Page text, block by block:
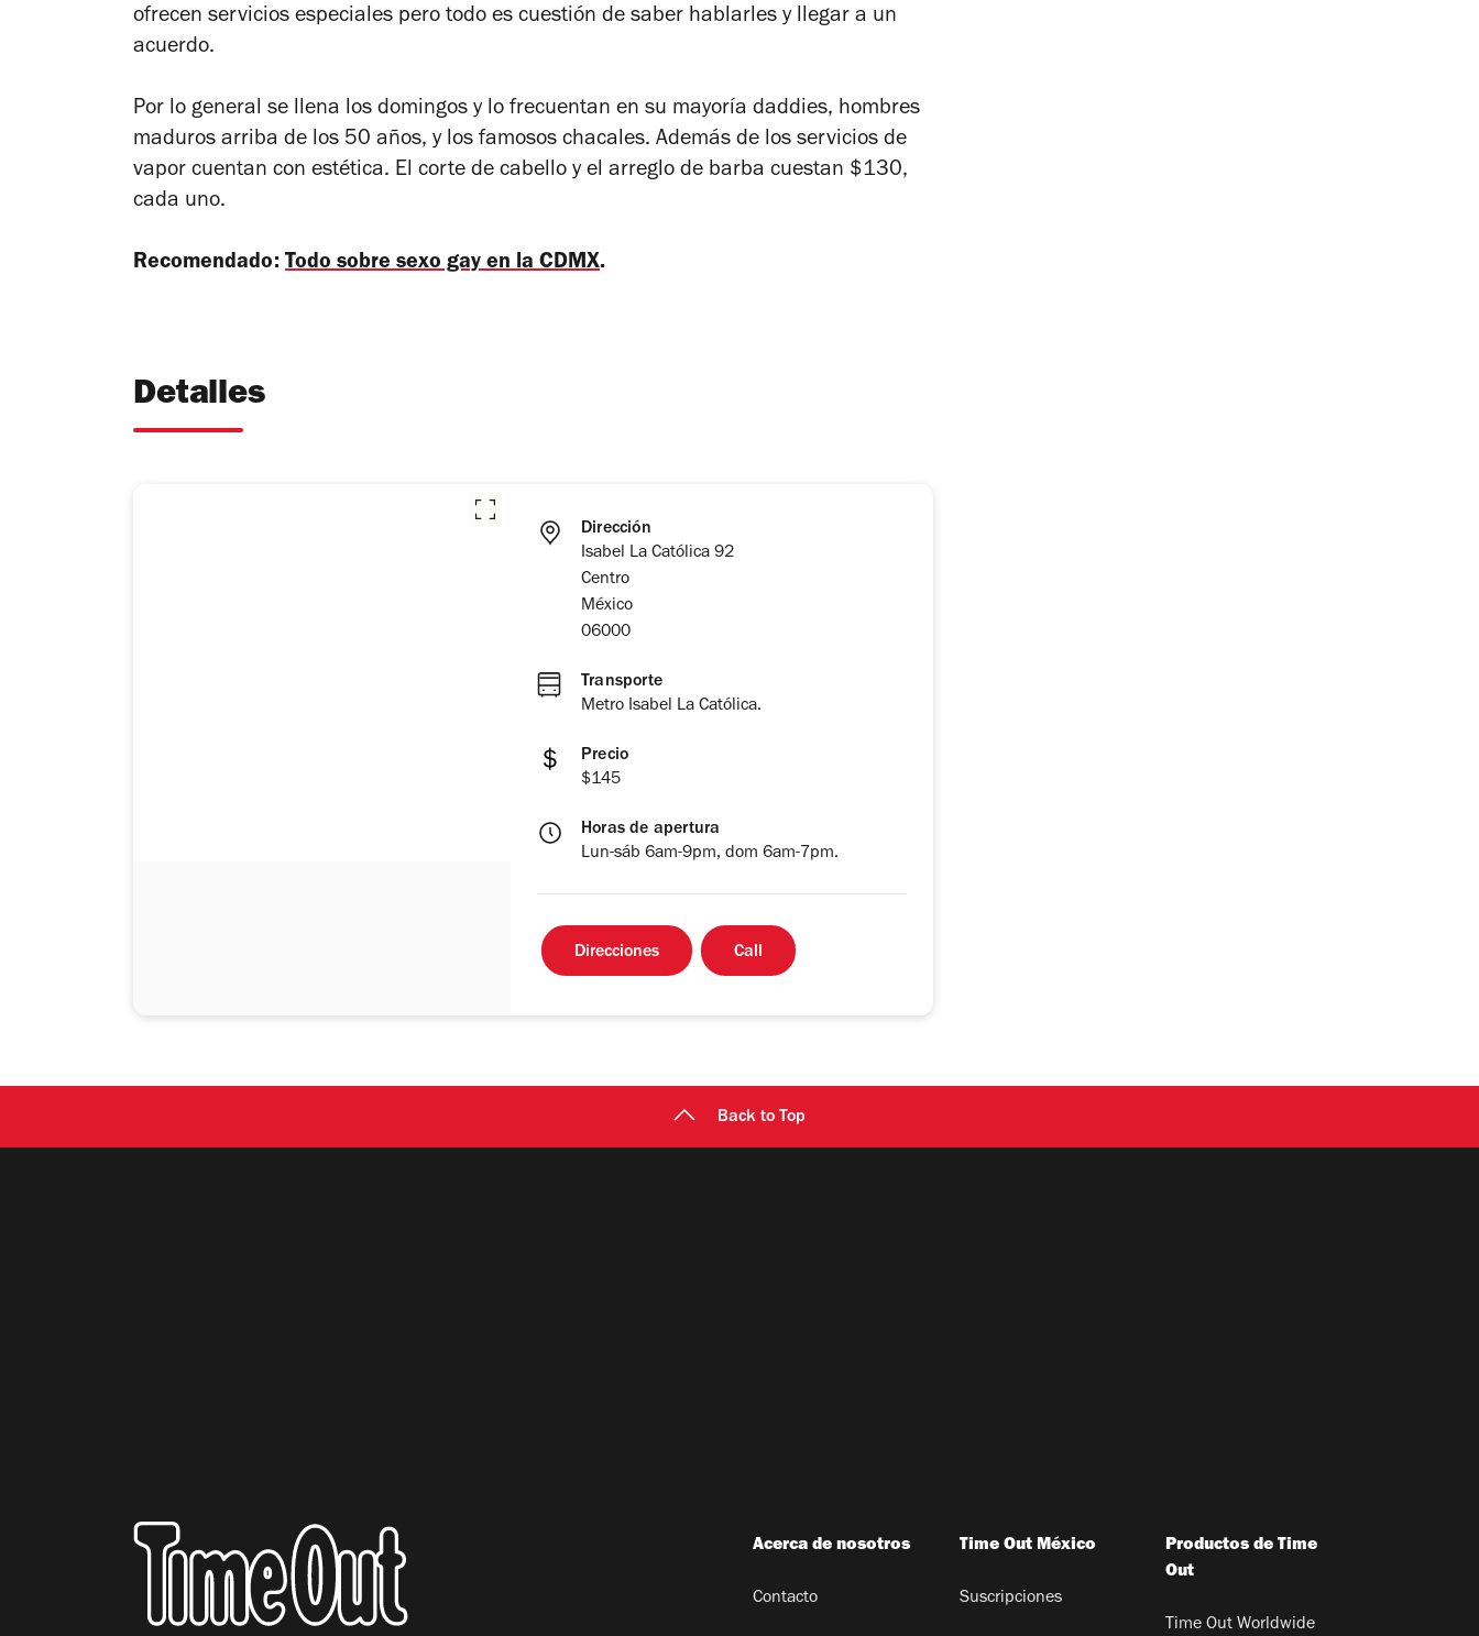
ofrecen servicios especiales pero todo es cuestión de saber hablarles y llegar a un
acuerdo.
Por lo general se llena los domingos y lo frecuentan en su mayoría daddies, hombres
maduros arriba de los 50 años, y los famosos chacales. Además de los servicios de
vapor cuentan con estética. El corte de cabello y el arreglo de barba cuestan $130,
cada uno.
Recomendado: Todo sobre sexo gay en la CDMX.
Detalles
Dirección
Isabel La Católica 92
Centro
México
06000
Transporte
Metro Isabel La Católica.
Precio
$145
Horas de apertura
Lun-sáb 6am-9pm, dom 6am-7pm.
Direcciones Call
Back to Top
Acerca de nosotros
Contacto
Time Out México
Suscripciones
Productos de Time
Out
Time Out Worldwide